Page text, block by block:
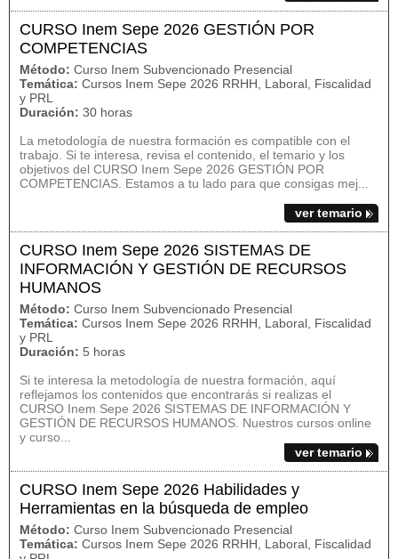
CURSO Inem Sepe 2026 GESTIÓN POR
COMPETENCIAS
Método: Curso Inem Subvencionado Presencial
Temática: Cursos Inem Sepe 2026 RRHH, Laboral, Fiscalidad
y PRL
Duración: 30 horas
La metodología de nuestra formación es compatible con el
trabajo. Si te interesa, revisa el contenido, el temario y los
objetivos del CURSO Inem Sepe 2026 GESTIÓN POR
COMPETENCIAS. Estamos a tu lado para que consigas mej...
ver temario
CURSO Inem Sepe 2026 SISTEMAS DE
INFORMACIÓN Y GESTIÓN DE RECURSOS
HUMANOS
Método: Curso Inem Subvencionado Presencial
Temática: Cursos Inem Sepe 2026 RRHH, Laboral, Fiscalidad
y PRL
Duración: 5 horas
Si te interesa la metodología de nuestra formación, aquí
reflejamos los contenidos que encontrarás si realizas el
CURSO Inem Sepe 2026 SISTEMAS DE INFORMACIÓN Y
GESTIÓN DE RECURSOS HUMANOS. Nuestros cursos online
y curso...
ver temario
CURSO Inem Sepe 2026 Habilidades y
Herramientas en la búsqueda de empleo
Método: Curso Inem Subvencionado Presencial
Temática: Cursos Inem Sepe 2026 RRHH, Laboral, Fiscalidad